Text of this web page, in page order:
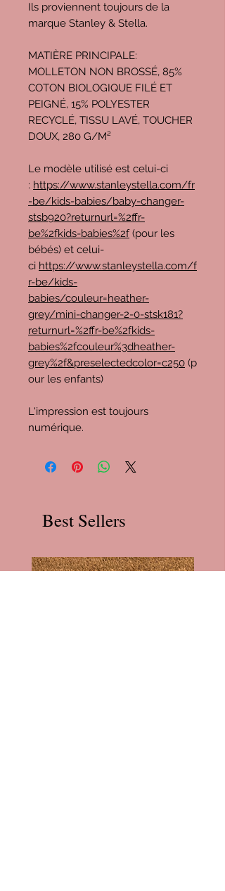
Ils proviennent toujours de la
marque Stanley & Stella.
MATIÈRE PRINCIPALE:
MOLLETON NON BROSSÉ, 85%
COTON BIOLOGIQUE FILÉ ET
PEIGNÉ, 15% POLYESTER
RECYCLÉ, TISSU LAVÉ, TOUCHER
DOUX, 280 G/M²
Le modèle utilisé est celui-ci
: https://www.stanleystella.com/fr
-be/kids-babies/baby-changer-
stsb920?returnurl=%2ffr-
be%2fkids-babies%2f(pour les
bébés) et celui-
ci https://www.stanleystella.com/f
r-be/kids-
babies/couleur=heather-
grey/mini-changer-2-0-stsk181?
returnurl=%2ffr-be%2fkids-
babies%2fcouleur%3dheather-
grey%2f&preselectedcolor=c250 (p
our les enfants)
L'impression est toujours
numérique.
Best Sellers